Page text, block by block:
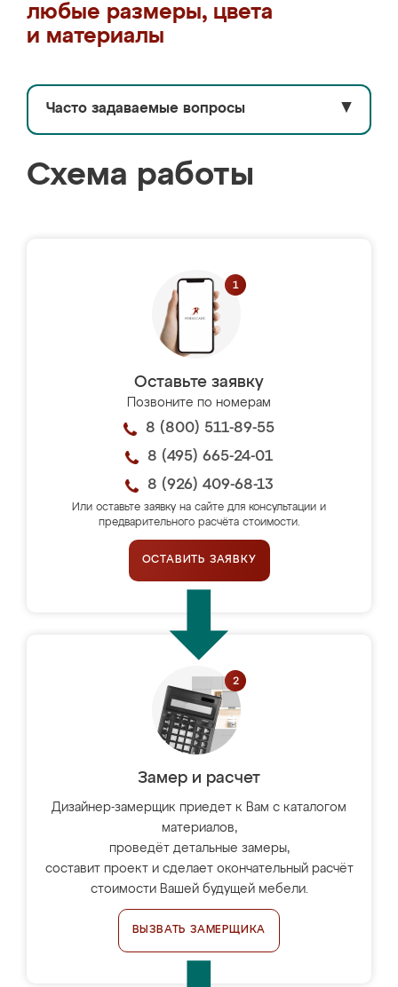
любые размеры, цвета
и материалы
Часто задаваемые вопросы ▼
Схема работы
Оставьте заявку
Позвоните по номерам
8 (800) 511-89-55
8 (495) 665-24-01
8 (926) 409-68-13
Или оставьте заявку на сайте для консультации и
предварительного расчёта стоимости.
ОСТАВИТЬ ЗАЯВКУ
Замер и расчет
Дизайнер-замерщик приедет к Вам с каталогом
материалов,
проведёт детальные замеры,
составит проект и сделает окончательный расчёт
стоимости Вашей будущей мебели.
ВЫЗВАТЬ ЗАМЕРЩИКА